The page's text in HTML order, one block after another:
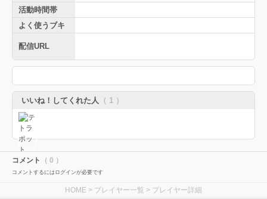
活動時間帯
よく使うブキ
配信URL
いいね！してくれた人 （ 1 ）
コメント （ 0 ）
コメントするにはログインが必要です
HOME > プレイヤー一覧 > プレイヤー詳細